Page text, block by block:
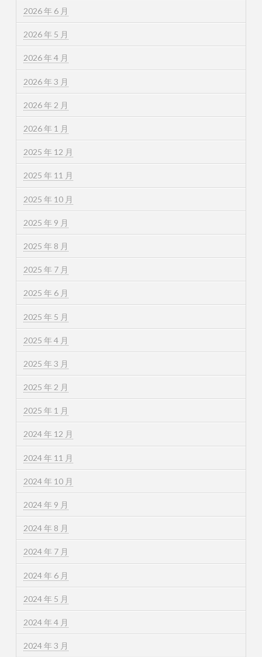
2026 年 6 月
2026 年 5 月
2026 年 4 月
2026 年 3 月
2026 年 2 月
2026 年 1 月
2025 年 12 月
2025 年 11 月
2025 年 10 月
2025 年 9 月
2025 年 8 月
2025 年 7 月
2025 年 6 月
2025 年 5 月
2025 年 4 月
2025 年 3 月
2025 年 2 月
2025 年 1 月
2024 年 12 月
2024 年 11 月
2024 年 10 月
2024 年 9 月
2024 年 8 月
2024 年 7 月
2024 年 6 月
2024 年 5 月
2024 年 4 月
2024 年 3 月